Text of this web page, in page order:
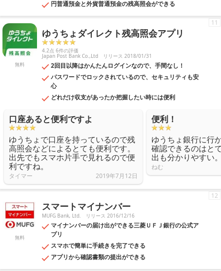
円普通預金と外貨普通預金の残高照会ができる
無料
ゆうちょダイレクト残高照会アプリ
4.2点 6件の評価
Japan Post Bank Co.,Ltd リリース 2018/01/31
2回目以降はかんたんログインなので、手間なし！
パスワードでロックされているので、セキュリティも安
心
どれだけ収支があったか把握したい時には便利
11
口座あると便利ですよ
ゆうちょで口座を持っているので残
高照会などによるとても便利です。
出先でもスマホ片手で見れるので便
利ですね。
タイマー 2019年7月12日
便利！
ゆうちょ銀行に行
確認できるのはと
出も分かりやすい
ねむ
無料
スマートマイナンバー
MUFG Bank, Ltd. リリース 2016/12/16
マイナンバーの届け出ができる三菱ＵＦＪ銀行の公式ア
プリ
スマホで簡単に手続きを完了できる
アプリから確認書類の提出ができる
12